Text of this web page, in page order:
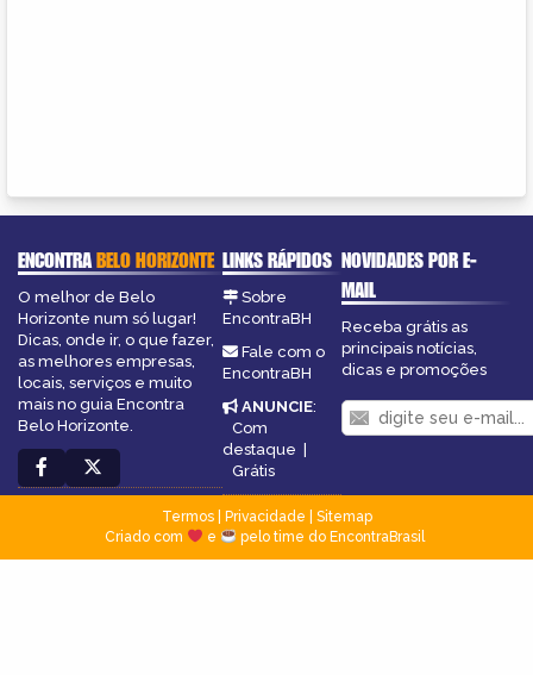
ENCONTRABELO HORIZONTE
O melhor de Belo
Horizonte num só lugar!
Dicas, onde ir, o que fazer,
as melhores empresas,
locais, serviços e muito
mais no guia Encontra
Belo Horizonte.
LINKS RÁPIDOS
Sobre
EncontraBH
Fale com o
EncontraBH
ANUNCIE:
Com
destaque |
Grátis
NOVIDADES POR E-
MAIL
Receba grátis as
principais notícias,
dicas e promoções
Termos| Privacidade
Sitemap
Criado com
e pelo time do EncontraBrasil